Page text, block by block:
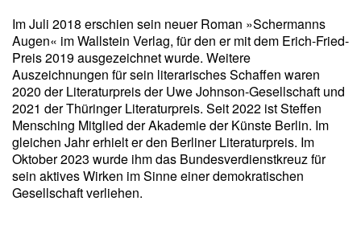
Im Juli 2018 erschien sein neuer Roman »Schermanns
Augen« im Wallstein Verlag, für den er mit dem Erich-Fried-
Preis 2019 ausgezeichnet wurde. Weitere
Auszeichnungen für sein literarisches Schaffen waren
2020 der Literaturpreis der Uwe Johnson-Gesellschaft und
2021 der Thüringer Literaturpreis. Seit 2022 ist Steffen
Mensching Mitglied der Akademie der Künste Berlin. Im
gleichen Jahr erhielt er den Berliner Literaturpreis. Im
Oktober 2023 wurde ihm das Bundesverdienstkreuz für
sein aktives Wirken im Sinne einer demokratischen
Gesellschaft verliehen.